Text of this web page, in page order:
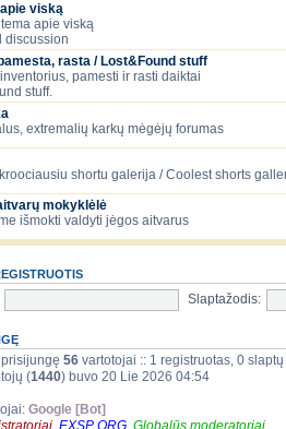
viską
apie viską
discussion
rasta / Lost&Found stuff
pamesti ir rasti daiktai
stuff.
extremalių karkų mėgėjų forumas
shortu galerija / Coolest shorts
mokyklėlė
išmokti valdyti jėgos aitvarus
Slaptažodis:
56 vartotojai :: 1 registruotas, 0
(1440) buvo 20 Lie 2026 04:54
Google [Bot]
EXSP ORG Globalūs moderatoriai